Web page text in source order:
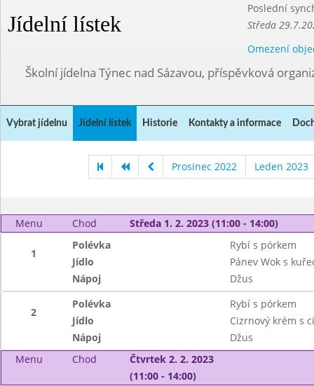
Jídelní lístek
Poslední
Středa
Omezení
Školní jídelna Týnec nad Sázavou, příspěvková
Vybrat jídelnu Jídelní lístek Historie Kontakty a informace
Prosinec 2022 Leden 2023
Menu Chod Středa 1. 2. 2023 (11:00 - 14:00)
1
Polévka
Rybí s pórkem
Jídlo
Pánev Wok s
Nápoj
Džus
2
Polévka
Rybí s pórkem
Jídlo
Cizrnový krém s
Nápoj
Džus
Menu
Chod
Čtvrtek 2. 2. 2023
(11:00 - 14:00)